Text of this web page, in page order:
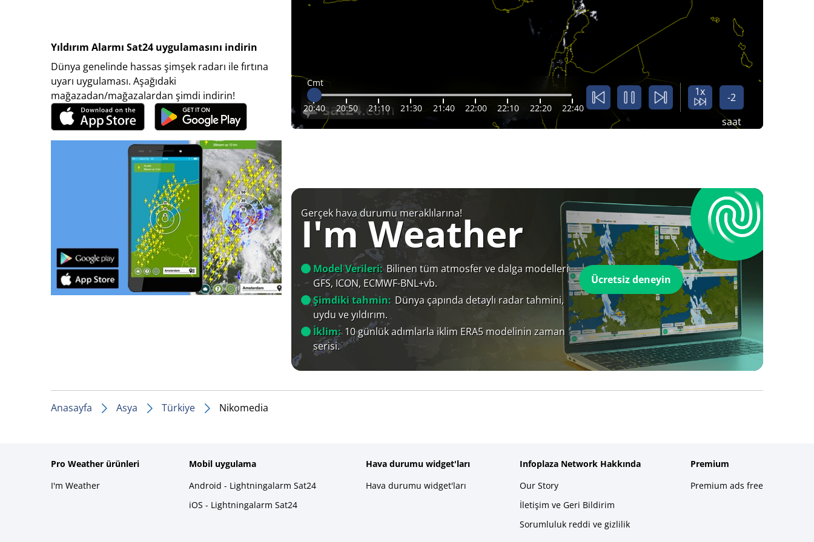
Yıldırım Alarmı Sat24 uygulamasını indirin
Dünya genelinde hassas şimşek radarı ile fırtına
uyarı uygulaması. Aşağıdaki
mağazadan/mağazalardan şimdi indirin!
Cmt
20:40 20:50 21:10 21:30 21:40 22:00 22:10 22:20 22:40
1x
-2
saat
Gerçek hava durumu meraklılarına!
I'm Weather
Model Verileri: Bilinen tüm atmosfer ve dalga modelleri
GFS, ICON, ECMWF-BNL+vb.
Şimdiki tahmin: Dünya çapında detaylı radar tahmini,
uydu ve yıldırım.
İklim: 10 günlük adımlarla iklim ERA5 modelinin zaman
serisi.
Ücretsiz deneyin
Anasayfa Asya Türkiye Nikomedia
Pro Weather ürünleri
I'm Weather
Mobil uygulama
Android - Lightningalarm Sat24
iOS - Lightningalarm Sat24
Hava durumu widget'ları
Hava durumu widget'ları
Infoplaza Network Hakkında
Our Story
İletişim ve Geri Bildirim
Sorumluluk reddi ve gizlilik
Premium
Premium ads free